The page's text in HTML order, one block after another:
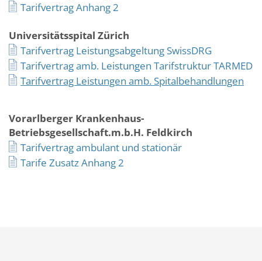
Tarifvertrag Anhang 2
Universitätsspital Zürich
Tarifvertrag Leistungsabgeltung SwissDRG
Tarifvertrag amb. Leistungen Tarifstruktur TARMED
Tarifvertrag Leistungen amb. Spitalbehandlungen
Vorarlberger Krankenhaus-
Betriebsgesellschaft.m.b.H. Feldkirch
Tarifvertrag ambulant und stationär
Tarife Zusatz Anhang 2